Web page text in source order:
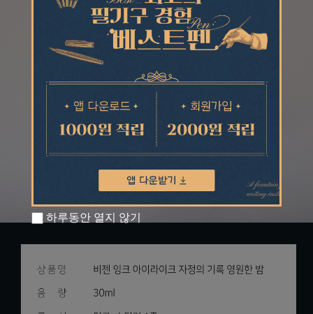
하루동안 열지 않기